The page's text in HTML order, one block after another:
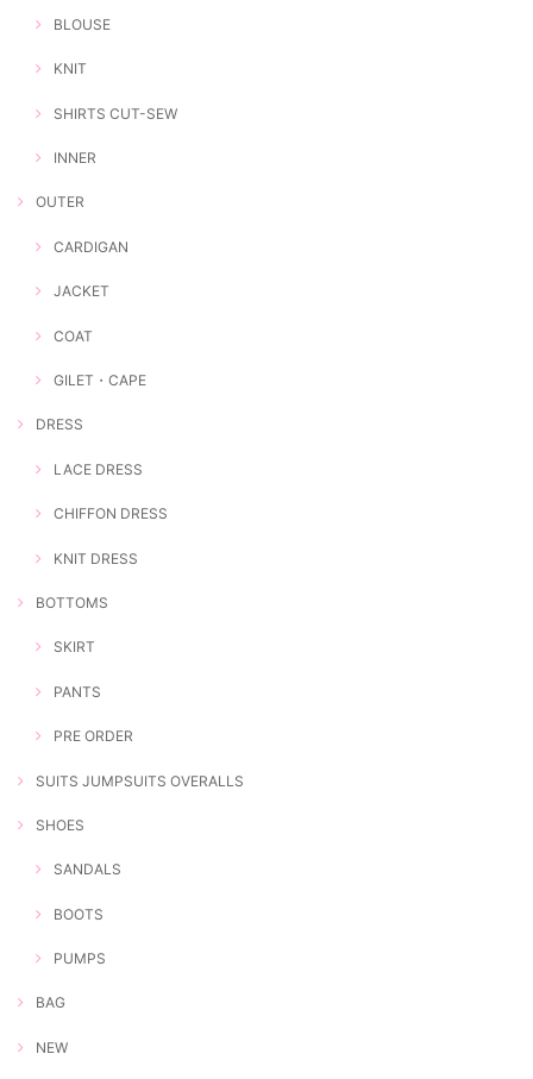
BLOUSE
KNIT
SHIRTS CUT-SEW
INNER
OUTER
CARDIGAN
JACKET
COAT
GILET・CAPE
DRESS
LACE DRESS
CHIFFON DRESS
KNIT DRESS
BOTTOMS
SKIRT
PANTS
PRE ORDER
SUITS JUMPSUITS OVERALLS
SHOES
SANDALS
BOOTS
PUMPS
BAG
NEW